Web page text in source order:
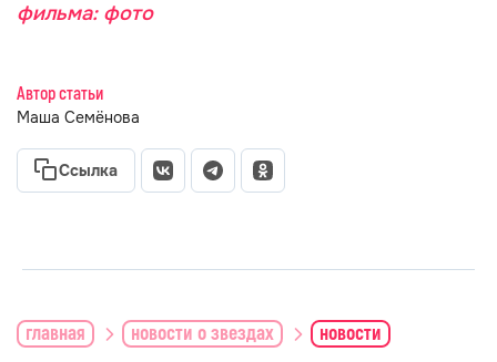
фильма: фото
Автор статьи
Маша Семёнова
Ссылка
главная новости о звездах новости